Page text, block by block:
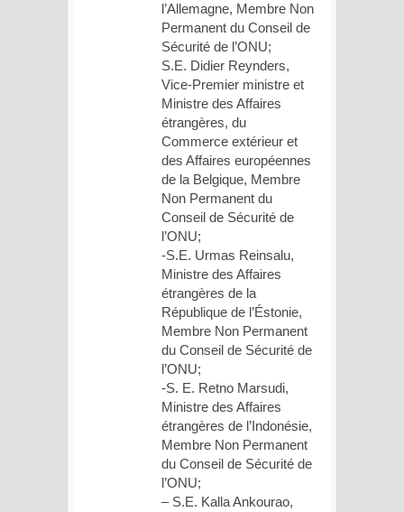
l’Allemagne, Membre Non
Permanent du Conseil de
Sécurité de l’ONU;
S.E. Didier Reynders,
Vice-Premier ministre et
Ministre des Affaires
étrangères, du
Commerce extérieur et
des Affaires européennes
de la Belgique, Membre
Non Permanent du
Conseil de Sécurité de
l’ONU;
-S.E. Urmas Reinsalu,
Ministre des Affaires
étrangères de la
République de l’Éstonie,
Membre Non Permanent
du Conseil de Sécurité de
l’ONU;
-S. E. Retno Marsudi,
Ministre des Affaires
étrangères de l’Indonésie,
Membre Non Permanent
du Conseil de Sécurité de
l’ONU;
– S.E. Kalla Ankourao,